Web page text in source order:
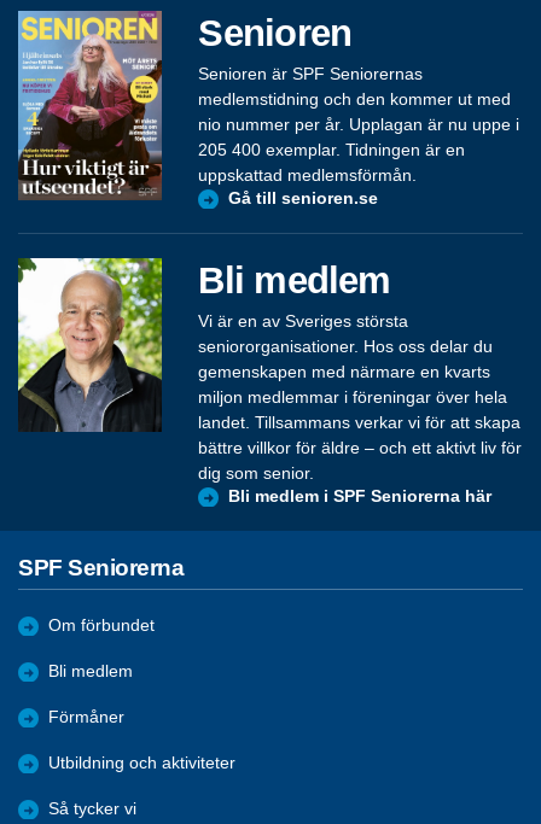
Senioren
Senioren är SPF Seniorernas
medlemstidning och den kommer ut med
nio nummer per år. Upplagan är nu uppe i
205 400 exemplar. Tidningen är en
uppskattad medlemsförmån.
Gå till senioren.se
Bli medlem
Vi är en av Sveriges största
seniororganisationer. Hos oss delar du
gemenskapen med närmare en kvarts
miljon medlemmar i föreningar över hela
landet. Tillsammans verkar vi för att skapa
bättre villkor för äldre – och ett aktivt liv för
dig som senior.
Bli medlem i SPF Seniorerna här
SPF Seniorerna
Om förbundet
Bli medlem
Förmåner
Utbildning och aktiviteter
Så tycker vi